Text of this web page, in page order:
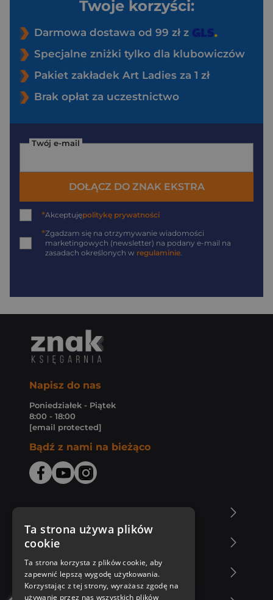
Twoje korzyści:
Darmowa dostawa od 99 zł z
Specjalne zniżki tylko dla klubowiczów
Pakiet zakładek Art Ladies za 1 zł
Brak opłat za uczestnictwo
Twój e-mail
DOŁĄCZ DO ZNAK EKSTRA
*Akceptujępolitykę prywatności
*Zgadzam się na otrzymywanie wiadomości
marketingowych (newsletter) na podany e-mail na
zasadach określonych w regulaminie.
Napisz do nas
Poniedziałek - Piątek
8:00 - 18:00
[email protected]
Bądź z nami na bieżąco
Zakupy u nas
Nasza oferta
Ta strona używa plików
cookie
Ta strona korzysta z plików cookie, aby
zapewnić lepszą wygodę użytkowania.
Korzystając z tej strony, wyrażasz zgodę na
używanie przez nas wszystkich plików